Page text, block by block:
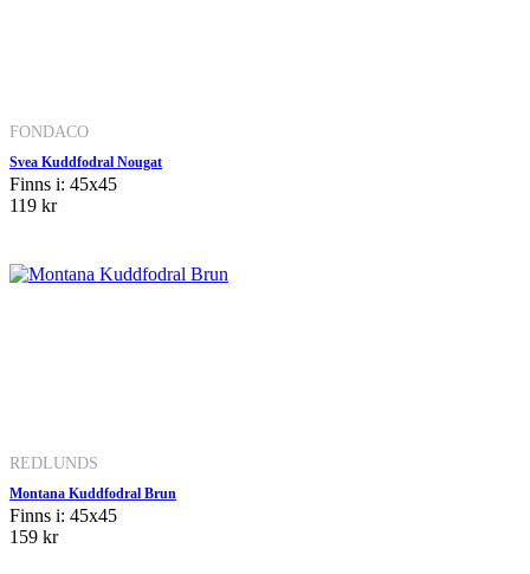
FONDACO
Svea Kuddfodral Nougat
Finns i: 45x45
119 kr
REDLUNDS
Montana Kuddfodral Brun
Finns i: 45x45
159 kr